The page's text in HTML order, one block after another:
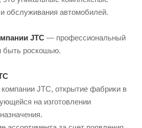
обслуживания автомобилей.
JTC — профессиональный
быть роскошью.
JTC, открытие фабрики в
на изготовлении